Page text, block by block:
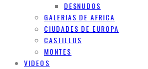
DESNUDOS
GALERIAS DE AFRICA
CIUDADES DE EUROPA
CASTILLOS
MONTES
VIDEOS